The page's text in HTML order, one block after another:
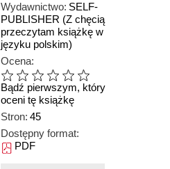
Wydawnictwo: SELF-
PUBLISHER (Z chęcią
przeczytam książkę w
języku polskim)
Ocena:
Bądź pierwszym, który
oceni tę książkę
Stron: 45
Dostępny format:
PDF